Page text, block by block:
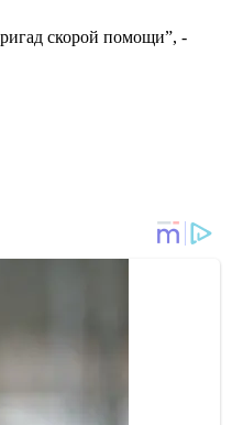
скорой помощи”, -